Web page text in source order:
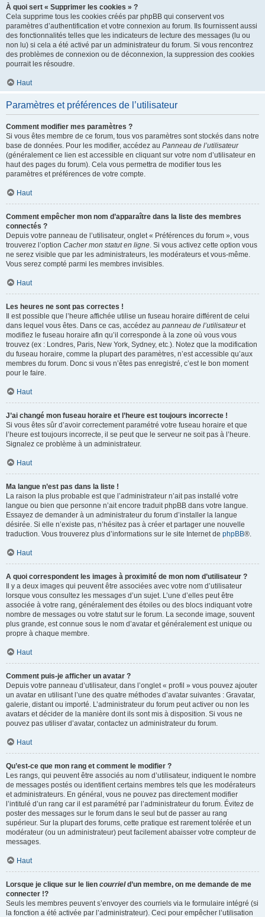
À quoi sert « Supprimer les cookies » ?
Cela supprime tous les cookies créés par phpBB qui conservent vos
paramètres d’authentification et votre connexion au forum. Ils fournissent aussi
des fonctionnalités telles que les indicateurs de lecture des messages (lu ou
non lu) si cela a été activé par un administrateur du forum. Si vous rencontrez
des problèmes de connexion ou de déconnexion, la suppression des cookies
pourrait les résoudre.
Haut
Paramètres et préférences de l’utilisateur
Comment modifier mes paramètres ?
Si vous êtes membre de ce forum, tous vos paramètres sont stockés dans notre
base de données. Pour les modifier, accédez au Panneau de l’utilisateur
(généralement ce lien est accessible en cliquant sur votre nom d’utilisateur en
haut des pages du forum). Cela vous permettra de modifier tous les
paramètres et préférences de votre compte.
Haut
Comment empêcher mon nom d’apparaître dans la liste des membres
connectés ?
Depuis votre panneau de l’utilisateur, onglet « Préférences du forum », vous
trouverez l’option Cacher mon statut en ligne. Si vous activez cette option vous
ne serez visible que par les administrateurs, les modérateurs et vous-même.
Vous serez compté parmi les membres invisibles.
Haut
Les heures ne sont pas correctes !
Il est possible que l’heure affichée utilise un fuseau horaire différent de celui
dans lequel vous êtes. Dans ce cas, accédez au panneau de l’utilisateuret
modifiez le fuseau horaire afin qu’il corresponde à la zone où vous vous
trouvez (ex : Londres, Paris, New York, Sydney, etc.). Notez que la modification
du fuseau horaire, comme la plupart des paramètres, n’est accessible qu’aux
membres du forum. Donc si vous n’êtes pas enregistré, c’est le bon moment
pour le faire.
Haut
J’ai changé mon fuseau horaire et l’heure est toujours incorrecte !
Si vous êtes sûr d’avoir correctement paramétré votre fuseau horaire et que
l’heure est toujours incorrecte, il se peut que le serveur ne soit pas à l’heure.
Signalez ce problème à un administrateur.
Haut
Ma langue n’est pas dans la liste !
La raison la plus probable est que l’administrateur n’ait pas installé votre
langue ou bien que personne n’ait encore traduit phpBB dans votre langue.
Essayez de demander à un administrateur du forum d’installer la langue
désirée. Si elle n’existe pas, n’hésitez pas à créer et partager une nouvelle
traduction. Vous trouverez plus d’informations sur le site Internet de phpBB®.
Haut
A quoi correspondent les images à proximité de mon nom d’utilisateur ?
Il y a deux images qui peuvent être associées avec votre nom d’utilisateur
lorsque vous consultez les messages d’un sujet. L’une d’elles peut être
associée à votre rang, généralement des étoiles ou des blocs indiquant votre
nombre de messages ou votre statut sur le forum. La seconde image, souvent
plus grande, est connue sous le nom d’avatar et généralement est unique ou
propre à chaque membre.
Haut
Comment puis-je afficher un avatar ?
Depuis votre panneau d’utilisateur, dans l’onglet « profil » vous pouvez ajouter
un avatar en utilisant l’une des quatre méthodes d’avatar suivantes : Gravatar,
galerie, distant ou importé. L’administrateur du forum peut activer ou non les
avatars et décider de la manière dont ils sont mis à disposition. Si vous ne
pouvez pas utiliser d’avatar, contactez un administrateur du forum.
Haut
Qu’est-ce que mon rang et comment le modifier ?
Les rangs, qui peuvent être associés au nom d’utilisateur, indiquent le nombre
de messages postés ou identifient certains membres tels que les modérateurs
et administrateurs. En général, vous ne pouvez pas directement modifier
l’intitulé d’un rang car il est paramétré par l’administrateur du forum. Évitez de
poster des messages sur le forum dans le seul but de passer au rang
supérieur. Sur la plupart des forums, cette pratique est rarement tolérée et un
modérateur (ou un administrateur) peut facilement abaisser votre compteur de
messages.
Haut
Lorsque je clique sur le lien courrield’un membre, on me demande de me
connecter !?
Seuls les membres peuvent s’envoyer des courriels via le formulaire intégré (si
la fonction a été activée par l’administrateur). Ceci pour empêcher l’utilisation